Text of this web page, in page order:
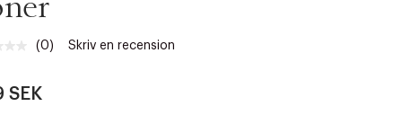
Inget
till
(0) Skriv en recension
SEK